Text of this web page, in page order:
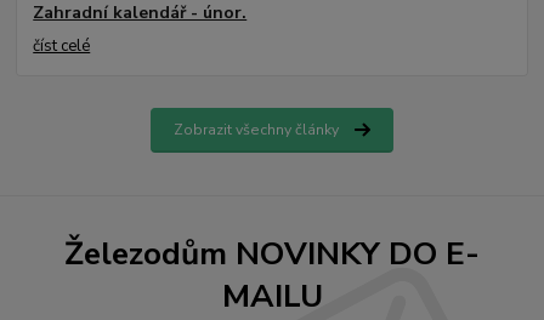
Zahradní kalendář - únor.
číst celé
Zobrazit všechny články
Železodům NOVINKY DO E-
MAILU